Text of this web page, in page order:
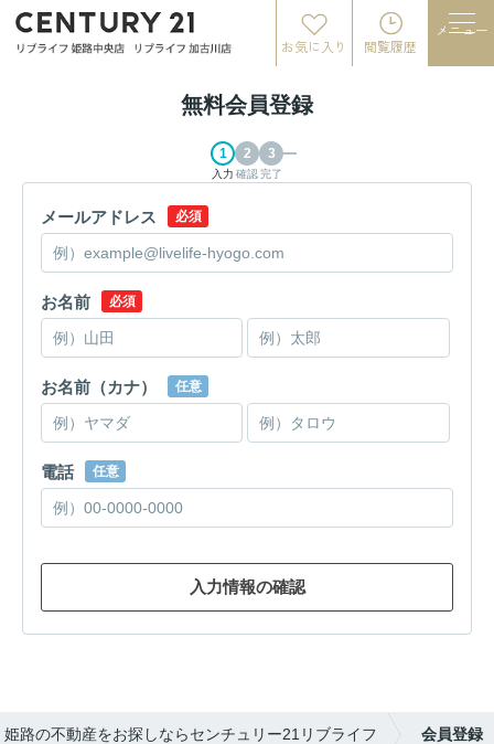
お気に入り 閲覧履歴
メニュー
無料会員登録
入力 確認完了
メールアドレス 必須
お名前 必須
お名前（カナ） 任意
電話 任意
入力情報の確認
姫路の不動産をお探しならセンチュリー21リブライフ 会員登録